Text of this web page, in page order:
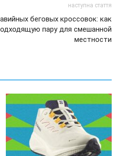
наступна стаття
беговых кроссовок: как
пару для смешанной
местности